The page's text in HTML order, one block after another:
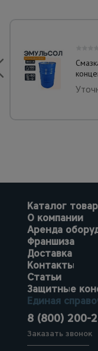
Каталог
О компании
Аренда
Франшиза
Доставка
Контакты
Статьи
Защитные
Единая
8 (800) 200-
Заказать звонок